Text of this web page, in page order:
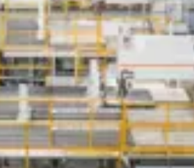
PL
SI